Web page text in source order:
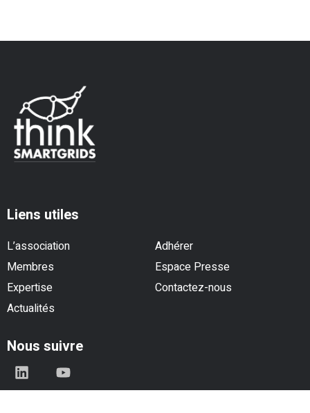
Liens utiles
L’association
Adhérer
Membres
Espace Presse
Expertise
Contactez-nous
Actualités
Nous suivre